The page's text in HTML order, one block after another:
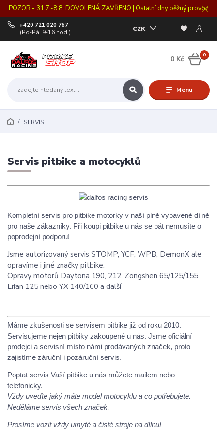
POZOR - 31.7.-8.8. DOVOLENÁ ZAVŘENO | Ostatní dny běžný provoz
Menu
CZK
+420 721 020 767
(Po-Pá, 9-16 hod.)
0
0 Kč
SERVIS
Servis pitbike a motocyklů
Kompletní servis pro pitbike motorky v naší plně vybavené dílně
pro naše zákazníky. Při koupi pitbike u nás se bát nemusíte o
poprodejní podporu!
Jsme autorizovaný servis STOMP, YCF, WPB, DemonX ale
opravíme i jiné značky pitbike.
Opravy motorů Daytona 190, 212. Zongshen 65/125/155,
Lifan 125 nebo YX 140/160 a další
Máme zkušenosti se servisem pitbike již od roku 2010.
Servisujeme nejen pitbiky zakoupené u nás. Jsme oficiální
prodejci a servisní místo námi prodávaných značek, proto
zajistíme záruční i pozáruční servis.
Poptat servis Vaší pitbike u nás můžete mailem nebo
telefonicky.
Vždy uveďte jaký máte model motocyklu a co potřebujete.
Neděláme servis všech značek.
Prosíme vozit vždy umyté a čisté stroje na dílnu!